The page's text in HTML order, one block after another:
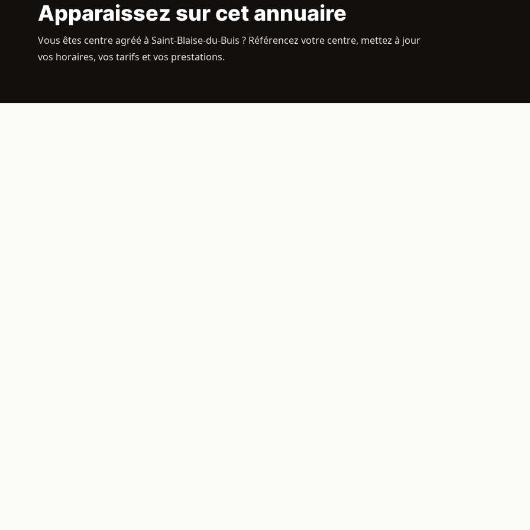
Apparaissez sur cet annuaire
Vous êtes centre agréé à Saint-Blaise-du-Buis ? Référencez votre centre, mettez à jour
vos horaires, vos tarifs et vos prestations.